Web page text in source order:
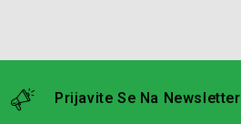
Prijavite Se Na Newsletter